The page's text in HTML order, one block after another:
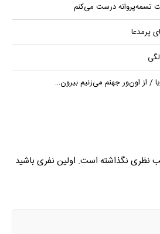
تسمه‌پروانه درست می‌کنم
پرمدعا
نظری نگذاشته است. اولین نفری باشید